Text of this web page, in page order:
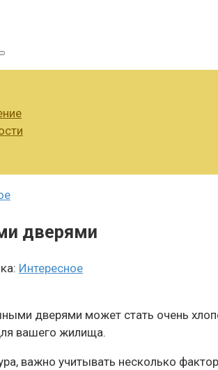
дверями
Интересное
дверями может стать очень
вашего жилища.
важно учитывать несколько